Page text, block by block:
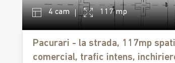
4 cam 117 mp
Pacurari - la strada, 117mp
comercial, trafic intens,